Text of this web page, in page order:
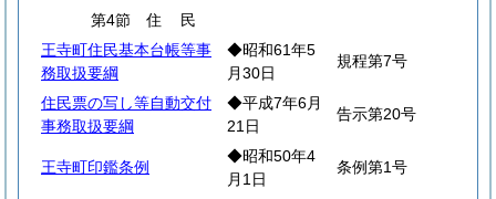
第4節 住
民
王寺町住民基本台帳等事
務取扱要綱
◆昭和61年5
月30日
規程第7号
住民票の写し等自動交付
事務取扱要綱
◆平成7年6月
21日
告示第20号
王寺町印鑑条例
◆昭和50年4
月1日
条例第1号